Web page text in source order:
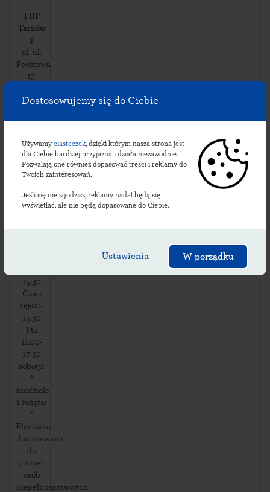
Dostosowujemy się do Ciebie
Używamy ciasteczek, dzięki którym nasza strona jest
dla Ciebie bardziej przyjazna i działa niezawodnie.
Pozwalają one również dopasować treści i reklamy do
Twoich zainteresowań.
Jeśli się nie zgodzisz, reklamy nadal będą się
wyświetlać, ale nie będą dopasowane do Ciebie.
Ustawienia W porządku
FUP
Tarnów
2
ul. ul.
Pocztowa
13,
Koszyce
i usługi:
dni
robocze:
09:00-
15:30
15:30
Czw.:
09:00-
15:30
Pt.:
11:00-
17:30
soboty:
*
niedziele
i święta:
*
Placówka
dostosowana
do
potrzeb
osób
niepełnosprawnych.